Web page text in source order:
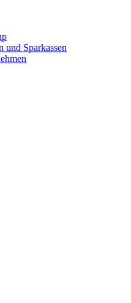
und Sparkassen